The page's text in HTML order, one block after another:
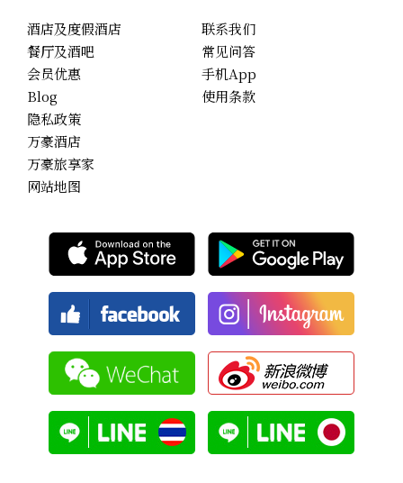
酒店及度假酒店
餐厅及酒吧
会员优惠
Blog
联系我们
常见问答
手机App
使用条款
隐私政策
万豪酒店
万豪旅享家
网站地图